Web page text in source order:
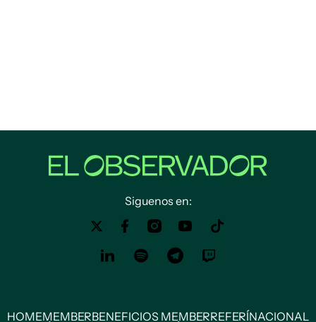
Siguenos en:
HOMEMEMBERBENEFICIOS MEMBERREFERÍNACIONAL